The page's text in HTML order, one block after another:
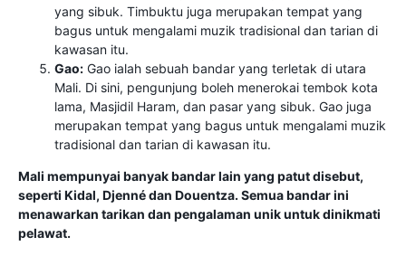
yang sibuk. Timbuktu juga merupakan tempat yang
bagus untuk mengalami muzik tradisional dan tarian di
kawasan itu.
Gao: Gao ialah sebuah bandar yang terletak di utara
Mali. Di sini, pengunjung boleh menerokai tembok kota
lama, Masjidil Haram, dan pasar yang sibuk. Gao juga
merupakan tempat yang bagus untuk mengalami muzik
tradisional dan tarian di kawasan itu.
Mali mempunyai banyak bandar lain yang patut disebut,
seperti Kidal, Djenné dan Douentza. Semua bandar ini
menawarkan tarikan dan pengalaman unik untuk dinikmati
pelawat.